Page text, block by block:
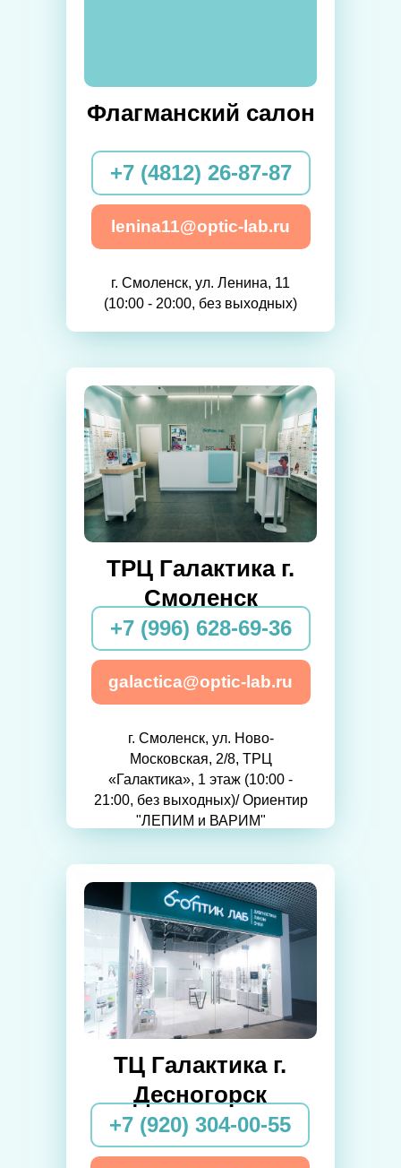
г. Смоленск, ул. Ленина, 11
(10:00 - 20:00, без выходных)
Флагманский салон
+7 (4812) 26-87-87
lenina11@optic-lab.ru
ТЦ Галактика г.
Десногорск
+7 (920) 304-00-55
+7 (996) 628-69-36
galactica@optic-lab.ru
ТРЦ Галактика г.
Смоленск
г. Смоленск, ул. Ново-
Московская, 2/8, ТРЦ
«Галактика», 1 этаж (10:00 -
21:00, без выходных)/ Ориентир
"ЛЕПИМ и ВАРИМ"